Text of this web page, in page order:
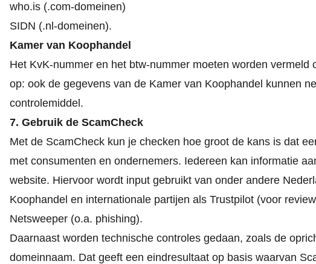
who.is (.com-domeinen)
SIDN (.nl-domeinen).
Kamer van Koophandel
Het KvK-nummer en het btw-nummer moeten worden
op: ook de gegevens van de Kamer van Koophandel kunnen
controlemiddel.
7. Gebruik de ScamCheck
Met de ScamCheck kun je checken hoe groot de kans is dat
met consumenten en ondernemers. Iedereen kan informatie
website. Hiervoor wordt input gebruikt van onder andere
Koophandel en internationale partijen als Trustpilot (voor
Netsweeper (o.a. phishing).
Daarnaast worden technische controles gedaan, zoals de
domeinnaam. Dat geeft een eindresultaat op basis waarvan